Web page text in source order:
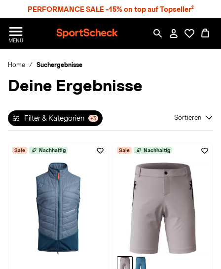
PERFORMANCE SALE -15% on top auf Topseller²
MENÜ
p
r
e
c
k
Home Suchergebnisse
Deine Ergebnisse
Filter & Kategorien +3 Sortieren
Sale Nachhaltig Sale Nachhaltig